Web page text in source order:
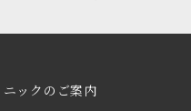
ニックのご案内